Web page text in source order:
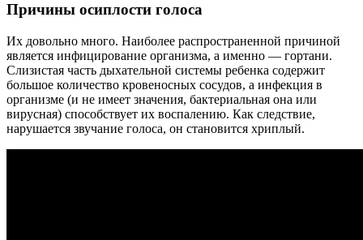
Причины осиплости голоса
Их довольно много. Наиболее распространенной причиной
является инфицирование организма, а именно — гортани.
Слизистая часть дыхательной системы ребенка содержит
большое количество кровеносных сосудов, а инфекция в
организме (и не имеет значения, бактериальная она или
вирусная) способствует их воспалению. Как следствие,
нарушается звучание голоса, он становится хриплый.